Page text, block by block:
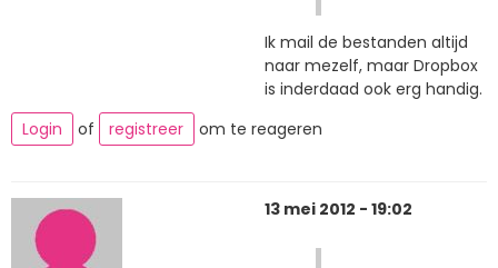
Ik mail de bestanden altijd
naar mezelf, maar Dropbox
is inderdaad ook erg handig.
Login
of registreer om te reageren
13 mei 2012 - 19:02